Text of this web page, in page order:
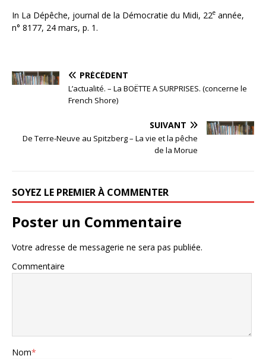
In La Dépêche, journal de la Démocratie du Midi, 22e année,
n° 8177, 24 mars, p. 1.
PRÉCÉDENT
L’actualité. – La BOËTTE A SURPRISES. (concerne le
French Shore)
SUIVANT
De Terre-Neuve au Spitzberg – La vie et la pêche
de la Morue
SOYEZ LE PREMIER À COMMENTER
Poster un Commentaire
Votre adresse de messagerie ne sera pas publiée.
Commentaire
Nom*